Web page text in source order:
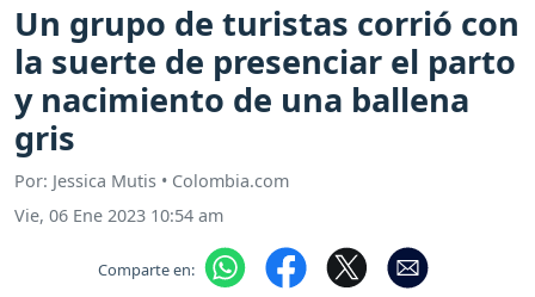
Un grupo de turistas corrió con
la suerte de presenciar el parto
y nacimiento de una ballena
gris
Por: Jessica Mutis • Colombia.com
Vie, 06 Ene 2023 10:54 am
Comparte en: